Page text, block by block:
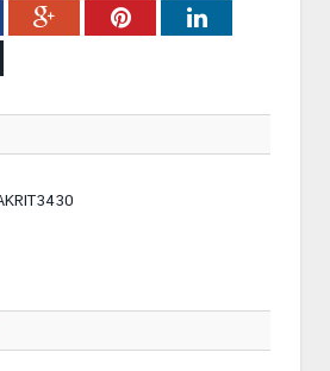
Google+PinterestLinkedIn